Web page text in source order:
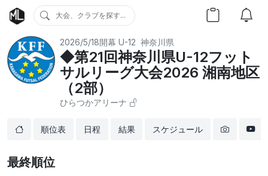
大会、クラブを探す...
2026/5/18開幕 U-12 神奈川県
◆第21回神奈川県U-12フット
サルリーグ大会2026 湘南地区
（2部）
ひらつかアリーナ
順位表 日程 結果 スケジュール
最終順位